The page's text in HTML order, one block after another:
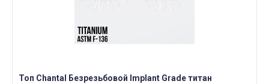
Топ Chantal Безрезьбовой Implant Grade титан